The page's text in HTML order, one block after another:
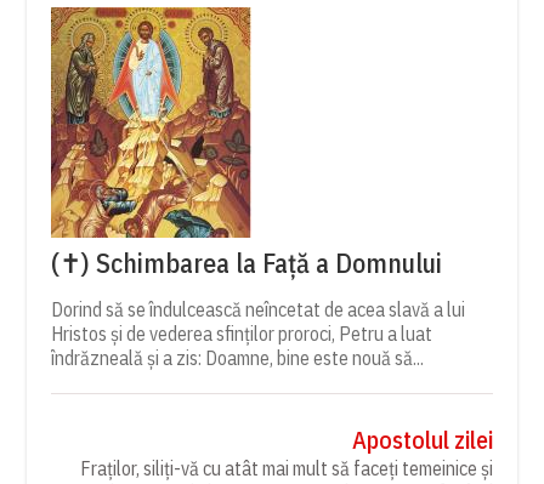
(✝) Schimbarea la Față a Domnului
Dorind să se îndulcească neîncetat de acea slavă a lui
Hristos și de vederea sfinților proroci, Petru a luat
îndrăzneală și a zis: Doamne, bine este nouă să...
Apostolul zilei
Fraților, siliți-vă cu atât mai mult să faceți temeinice și